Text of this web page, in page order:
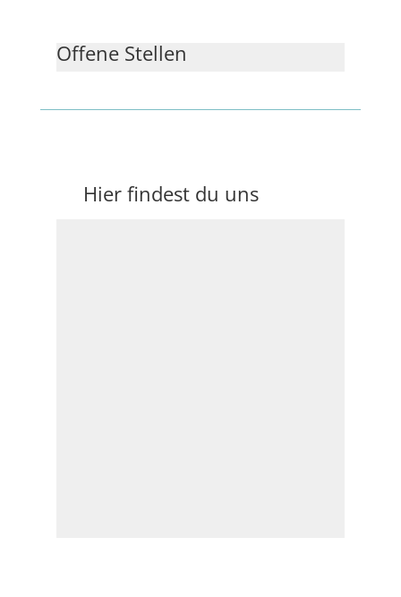
Offene Stellen
Hier findest du uns